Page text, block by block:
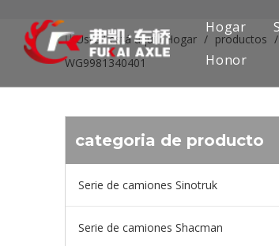
Hogar
Honor
Usted está aquí: Hogar / productos /
WG9981340401
categoria de producto
Serie de camiones Sinotruk
Serie de camiones Shacman